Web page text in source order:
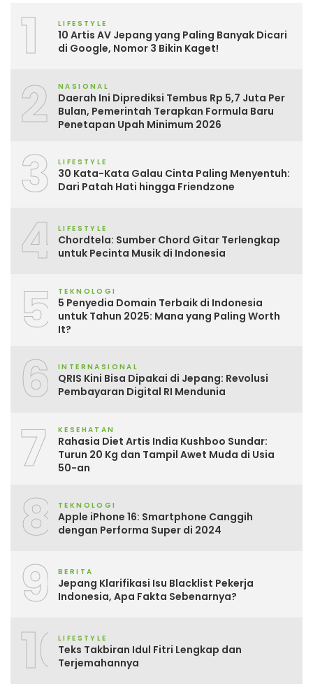
1 LIFESTYLE
10 Artis AV Jepang yang Paling Banyak Dicari
di Google, Nomor 3 Bikin Kaget!
2 NASIONAL
Daerah Ini Diprediksi Tembus Rp 5,7 Juta Per
Bulan, Pemerintah Terapkan Formula Baru
Penetapan Upah Minimum 2026
3 LIFESTYLE
30 Kata-Kata Galau Cinta Paling Menyentuh:
Dari Patah Hati hingga Friendzone
4 LIFESTYLE
Chordtela: Sumber Chord Gitar Terlengkap
untuk Pecinta Musik di Indonesia
5 TEKNOLOGI
5 Penyedia Domain Terbaik di Indonesia
untuk Tahun 2025: Mana yang Paling Worth
It?
6 INTERNASIONAL
QRIS Kini Bisa Dipakai di Jepang: Revolusi
Pembayaran Digital RI Mendunia
7 KESEHATAN
Rahasia Diet Artis India Kushboo Sundar:
Turun 20 Kg dan Tampil Awet Muda di Usia
50-an
8 TEKNOLOGI
Apple iPhone 16: Smartphone Canggih
dengan Performa Super di 2024
9 BERITA
Jepang Klarifikasi Isu Blacklist Pekerja
Indonesia, Apa Fakta Sebenarnya?
10LIFESTYLE
Teks Takbiran Idul Fitri Lengkap dan
Terjemahannya